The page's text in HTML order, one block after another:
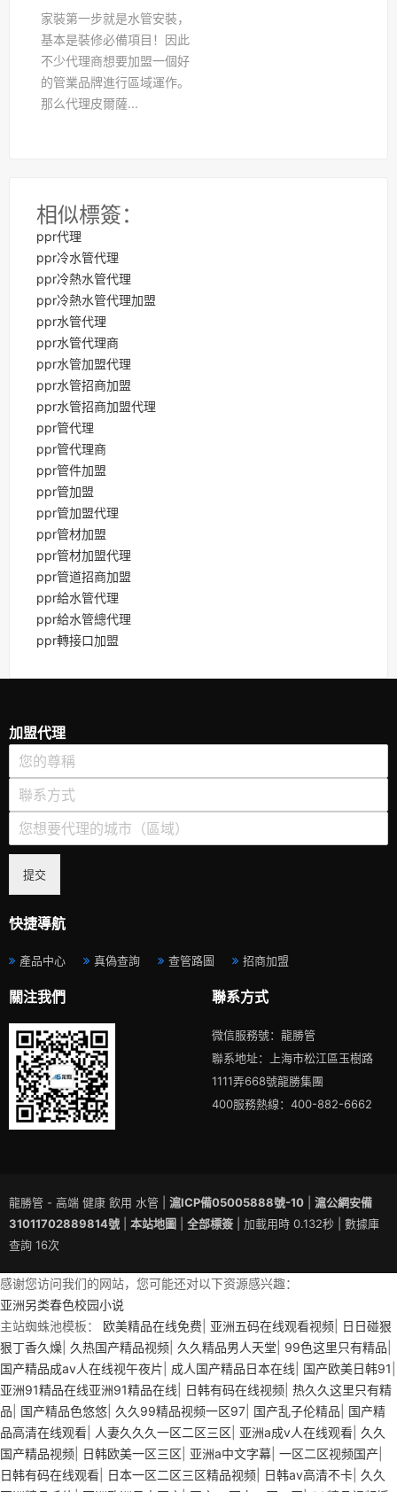
家裝第一步就是水管安裝，
基本是裝修必備項目！因此
不少代理商想要加盟一個好
的管業品牌進行區域運作。
那么代理皮爾薩...
相似標簽：
ppr代理
ppr冷水管代理
ppr冷熱水管代理
ppr冷熱水管代理加盟
ppr水管代理
ppr水管代理商
ppr水管加盟代理
ppr水管招商加盟
ppr水管招商加盟代理
ppr管代理
ppr管代理商
ppr管件加盟
ppr管加盟
ppr管加盟代理
ppr管材加盟
ppr管材加盟代理
ppr管道招商加盟
ppr給水管代理
ppr給水管總代理
ppr轉接口加盟
加盟代理
提交
快捷導航
產品中心 真偽查詢 查管路圖 招商加盟
關注我們 聯系方式
微信服務號：龍勝管
聯系地址：上海市松江區玉樹路
1111弄668號龍勝集團
400服務熱線：400-882-6662
龍勝管 - 高端 健康 飲用 水管 | 滬ICP備05005888號-10
滬公網安備
31011702889814號
本站地圖 全部標簽
| 加載用時 0.132秒 | 數據庫
查詢 16次
感谢您访问我们的网站，您可能还对以下资源感兴趣：
亚洲另类春色校园小说
主站蜘蛛池模板： 欧美精品在线免费 亚洲五码在线观看视频
日日碰狠
狠丁香久燥 久热国产精品视频 久久精品男人天堂 99色这里只有精品
国产精品成av人在线视午夜片
成人国产精品日本在线 国产欧美日韩91
亚洲91精品在线亚洲91精品在线
日韩有码在线视频 热久久这里只有精
品
国产精品色悠悠 久久99精品视频一区97 国产乱子伦精品
国产精
品高清在线观看
人妻久久久一区二区三区 亚洲a成v人在线观看 久久
国产精品视频
日韩欧美一区三区 亚洲a中文字幕 一区二区视频国产
日韩有码在线观看
日本一区二区三区精品视频 日韩av高清不卡 久久